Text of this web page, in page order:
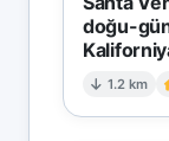
doğu-
1.2 km